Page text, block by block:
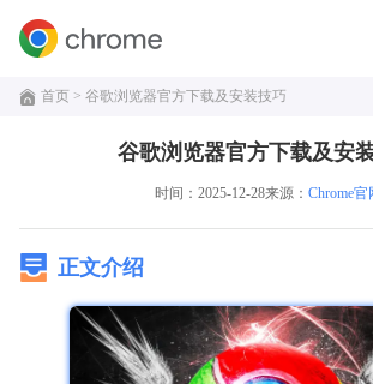
首页 > 谷歌浏览器官方下载及安装技巧
谷歌浏览器官方下载及安
时间：2025-12-28来源： Chrome官
正文介绍